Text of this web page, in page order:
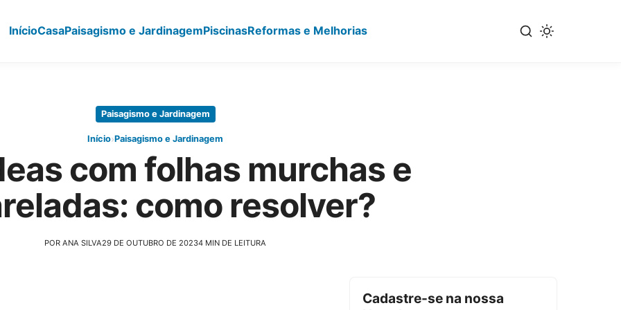
InícioCasaPaisagismo e JardinagemPiscinasReformas e Melhorias
Paisagismo e Jardinagem
Início›Paisagismo e Jardinagem
com folhas murchas e
como resolver?
POR ANA SILVA29 DE OUTUBRO DE 20234 MIN DE LEITURA
Cadastre-se na nossa